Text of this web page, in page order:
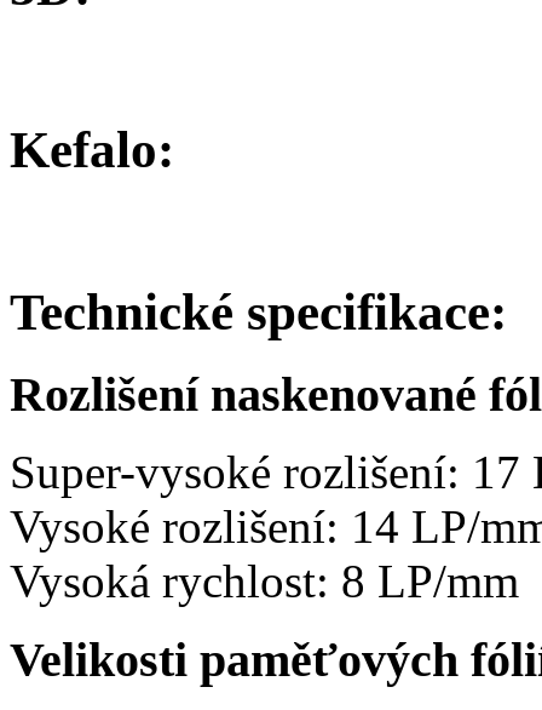
Kefalo:
Technické specifikace:
Rozlišení naskenované
Super-vysoké rozlišení: 17
Vysoké rozlišení: 14 LP/
Vysoká rychlost: 8 LP/mm
Velikosti paměťových